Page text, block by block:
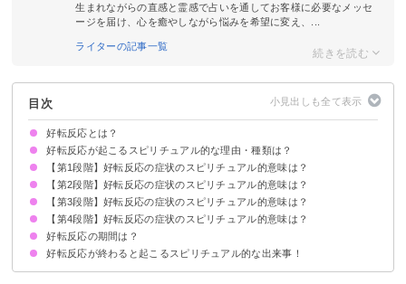
生まれながらの直感と霊感で占いを通してお客様に必要なメッセ
ージを届け、心を癒やしながら悩みを希望に変え、...
ライターの記事一覧
目次
好転反応とは？
好転反応が起こるスピリチュアル的な理由・種類は？
①負のエネルギーの浄化に伴う好転反応
②潜在意識の書き換えに伴う好転反応
③波動の上昇に伴う好転反応
【第1段階】好転反応の症状のスピリチュアル的意味は？
眠気
だるい・体調不良
肩こり
腰痛
【第2段階】好転反応の症状のスピリチュアル的意味は？
かゆみ
耳鳴り
不安定な精神状態
【第3段階】好転反応の症状のスピリチュアル的意味は？
肌荒れ・ニキビ
おなら
環境の変化
【第4段階】好転反応の症状のスピリチュアル的意味は？
頭痛
嘔吐・吐き気
腹痛
発熱
好転反応の期間は？
通常2〜3日で症状は回復する
好転反応が終わると起こるスピリチュアル的な出来事！
次元が上昇する
願望実現
意識が広がり幸せに向かう